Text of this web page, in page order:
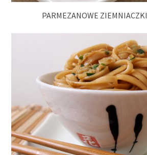
PARMEZANOWE